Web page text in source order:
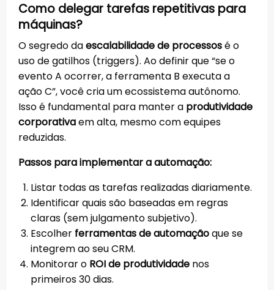
Como delegar tarefas repetitivas para
máquinas?
O segredo daescalabilidade de processosé o
uso de gatilhos (triggers). Ao definir que “se o
evento A ocorrer, a ferramenta B executa a
ação C”, você cria um ecossistema autônomo.
Isso é fundamental para manter a produtividade
corporativaem alta, mesmo com equipes
reduzidas.
Passos para implementar a automação:
Listar todas as tarefas realizadas diariamente.
Identificar quais são baseadas em regras
claras (sem julgamento subjetivo).
Escolher ferramentas de automaçãoque se
integrem ao seu CRM.
Monitorar o ROI de produtividade nos
primeiros 30 dias.